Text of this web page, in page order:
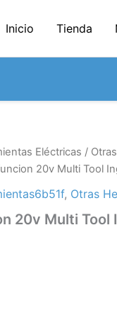
Inicio Tienda
Eléctricas / Otras
20v Multi Tool
, Otras
20v Multi Tool